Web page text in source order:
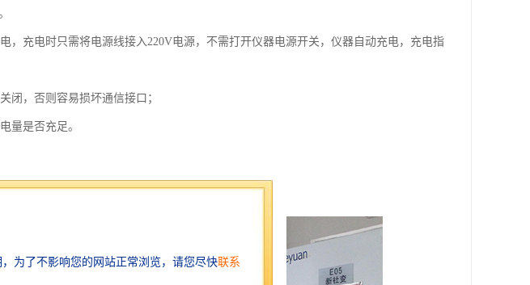
，充电时只需将电源线接入220V电源，不需打开仪器电源开关，仪器自动充电，充电指
闭，否则容易损坏通信接口；
量是否充足。